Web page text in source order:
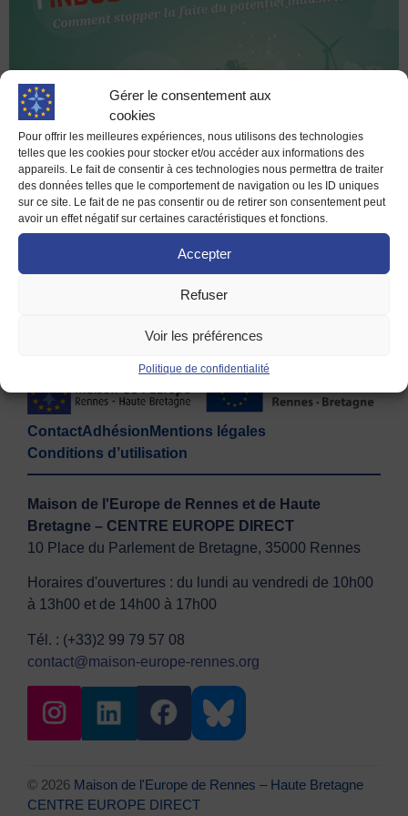
Gérer le consentement aux
cookies
Pour offrir les meilleures expériences, nous utilisons des technologies
telles que les cookies pour stocker et/ou accéder aux informations des
appareils. Le fait de consentir à ces technologies nous permettra de traiter
des données telles que le comportement de navigation ou les ID uniques
sur ce site. Le fait de ne pas consentir ou de retirer son consentement peut
avoir un effet négatif sur certaines caractéristiques et fonctions.
Accepter
Refuser
Voir les préférences
Politique de confidentialité
LA MAISON DE L’EUROPE, Centre d’Information Europe
Direct de Rennes et Haute Bretagne, organise ses 7èmes
RENCONTRES le vendredi 13 juin de 9h30 à 17h00 à
l’Espace Ouest-France, Rue du Pré Botté à Rennes. Depuis
7 ans, l’association présidée par Jeanne-Françoise HUTIN
organise « les Rencontres de la Maison de l’Europe »
autours des thèmes qui s’inscrivent […]
ContactAdhésion Mentions légales
Conditions d’utilisation
Maison de l'Europe de Rennes et de Haute
Bretagne – CENTRE EUROPE DIRECT
10 Place du Parlement de Bretagne, 35000 Rennes
Horaires d'ouvertures : du lundi au vendredi de 10h00
à 13h00 et de 14h00 à 17h00
Tél. : (+33)2 99 79 57 08
contact@maison-europe-rennes.org
© 2026 Maison de l'Europe de Rennes – Haute Bretagne
CENTRE EUROPE DIRECT